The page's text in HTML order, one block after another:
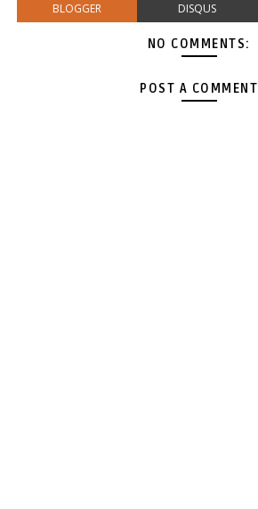
BLOGGER DISQUS
NO COMMENTS:
POST A COMMENT